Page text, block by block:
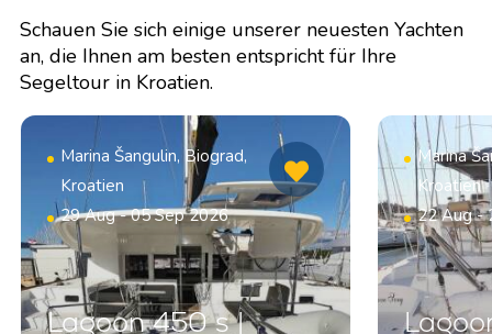
Schauen Sie sich einige unserer neuesten Yachten
an, die Ihnen am besten entspricht für Ihre
Segeltour in Kroatien.
Marina Šangulin, Biograd,
Kroatien
29 Aug - 05 Sep 2026
Lagoon 450 s |
Marina
Kroatien
22 Aug -